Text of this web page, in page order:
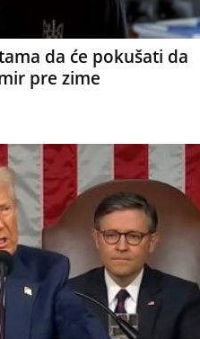
da će pokušati da
pre zime